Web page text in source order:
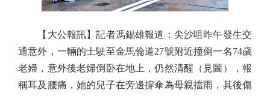
【大公報訊】記者馮錫雄報道：尖沙咀昨午發生交
通意外，一輛的士駛至金馬倫道27號附近撞倒一名74歲
老婦，意外後老婦倒卧在地上，仍然清醒（見圖），報
稱耳及腰痛，她的兒子在旁邊撐傘為母親擋雨，其後傷